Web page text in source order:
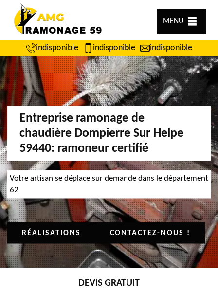
MENU
indisponible indisponible indisponible
Entreprise ramonage de
chaudière Dompierre Sur Helpe
59440: ramoneur certifié
Votre artisan se déplace sur demande dans le département
62
RÉALISATIONS CONTACTEZ-NOUS !
DEVIS GRATUIT